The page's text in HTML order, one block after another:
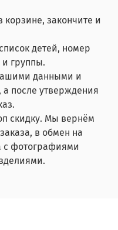
закончите и
детей, номер
группы.
данными и
после утверждения
скидку. Мы вернём
в обмен на
с фотографиями